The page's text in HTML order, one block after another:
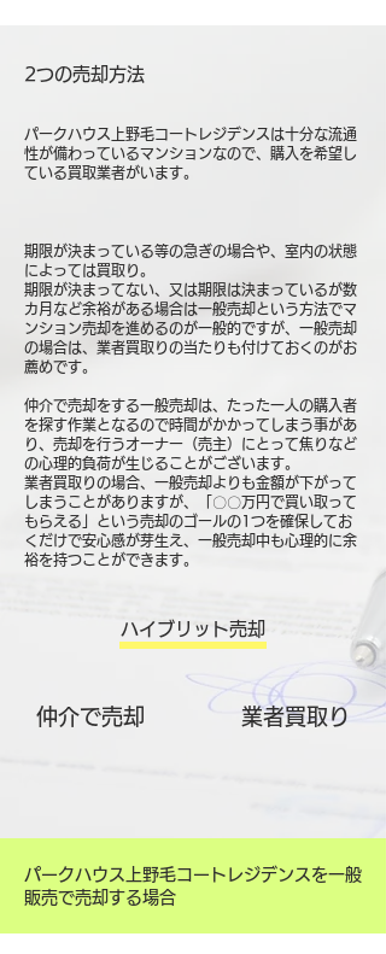
2つの売却方法
パークハウス上野毛コートレジデンスは十分な流通
性が備わっているマンションなので、購入を希望し
ている買取業者がいます。
期限が決まっている等の急ぎの場合や、室内の状態
によっては買取り。
期限が決まってない、又は期限は決まっているが数
カ月など余裕がある場合は一般売却という方法でマ
ンション売却を進めるのが一般的ですが、一般売却
の場合は、業者買取りの当たりも付けておくのがお
薦めです。
仲介で売却をする一般売却は、たった一人の購入者
を探す作業となるので時間がかかってしまう事があ
り、売却を行うオーナー（売主）にとって焦りなど
の心理的負荷が生じることがございます。
業者買取りの場合、一般売却よりも金額が下がって
しまうことがありますが、「〇〇万円で買い取って
もらえる」という売却のゴールの1つを確保してお
くだけで安心感が芽生え、一般売却中も心理的に余
裕を持つことができます。
ハイブリット売却
仲介で売却 ​業者買取り
パークハウス上野毛コートレジデンスを一般
販売で売却する場合